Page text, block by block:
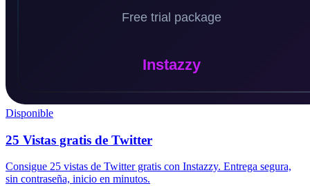
Disponible
25 Vistas gratis de Twitter
Consigue 25 vistas de Twitter gratis con Instazzy. Entrega segura,
sin contraseña, inicio en minutos.